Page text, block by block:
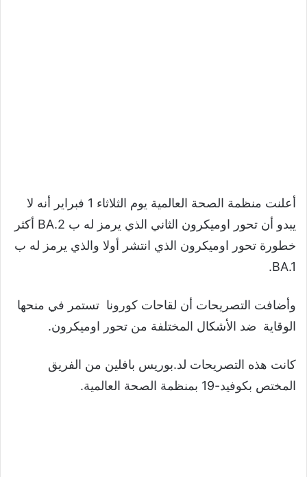
أعلنت منظمة الصحة العالمية يوم الثلاثاء 1 فبراير أنه لا
يبدو أن تحور اوميكرون الثاني الذي يرمز له ب BA.2 أكثر
خطورة تحور اوميكرون الذي انتشر أولا والذي يرمز له ب
BA.1.
وأضافت التصريحات أن لقاحات كورونا تستمر في منحها
الوقاية ضد الأشكال المختلفة من تحور اوميكرون.
كانت هذه التصريحات لد.بوريس بافلين من الفريق
المختص بكوفيد-19 بمنظمة الصحة العالمية.